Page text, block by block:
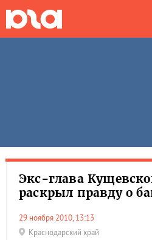
Экс-глава
раскрыл правду о
29 ноября 2010, 13:13
Краснодарский край